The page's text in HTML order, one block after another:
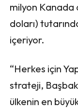
milyon Kanada
doları)
içeriyor.
“Herkes için
strateji,
ülkenin en